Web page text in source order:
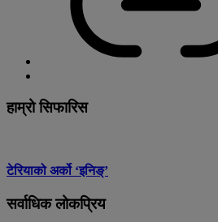
हाम्रो सिफारिस
टेरियाको अर्को ‘इनिङ्’
सर्वाधिक लोकप्रिय